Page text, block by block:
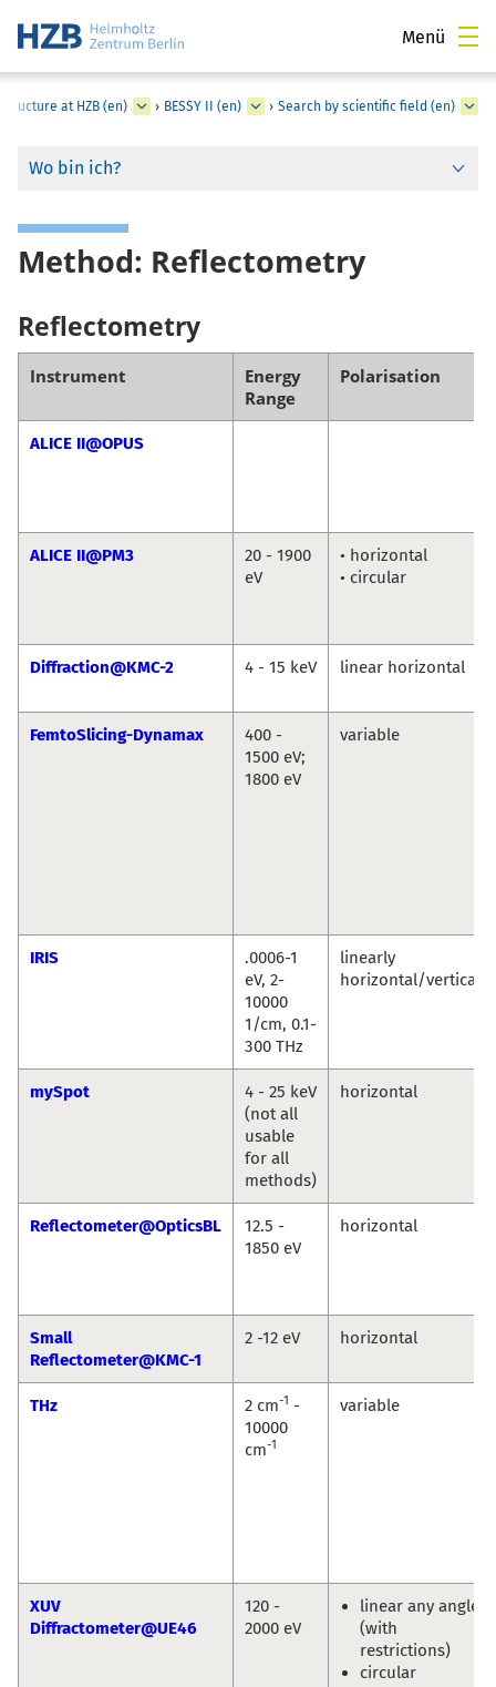
Menü
at HZB (en) › BESSY II (en) › Search by scientific field (en)
Wo bin ich?
Method: Reflectometry
Reflectometry
Instrument
Energy
Range
Polarisation
ALICE II@OPUS
ALICE II@PM3
20 - 1900
eV
• horizontal
• circular
Diffraction@KMC-2 4 - 15 keV linear horizontal
FemtoSlicing-Dynamax
400 -
1500 eV;
1800 eV
variable
IRIS
.0006-1
eV, 2-
10000
1/cm, 0.1-
300 THz
linearly
horizontal/vertical
mySpot
4 - 25 keV
(not all
usable
for all
methods)
horizontal
Reflectometer@OpticsBL
12.5 -
1850 eV
horizontal
Small
Reflectometer@KMC-1
2 -12 eV horizontal
THz 2 cm-1 -
10000
cm-1
variable
XUV
Diffractometer@UE46
120 -
2000 eV
linear any angle
(with
restrictions)
circular